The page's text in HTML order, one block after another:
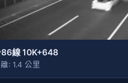
線 10K+648
: 1.4 公里